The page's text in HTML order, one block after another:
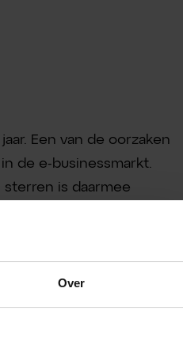
Over
Een van de oorzaken
de e-businessmarkt.
is daarmee